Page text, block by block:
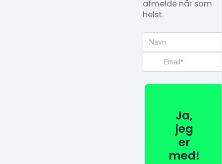
afmelde når som
helst.
Navn
Email
Ja,
jeg
er
med!